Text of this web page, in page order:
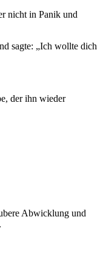
nicht in Panik und
sagte: „Ich wollte dich
der ihn wieder
Abwicklung und